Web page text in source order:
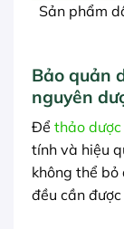
Sản phẩm
Bảo quản
nguyên
Để thảo
tính và hiệu
không thể
đều cần